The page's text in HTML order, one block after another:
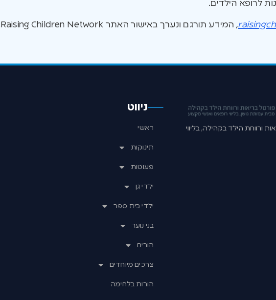
לרופא הילדים.
, המידע תורגם ונערך באישור האתר Raising Children Network.
ורווחת הילד בקהילה, בליווי
ניווט
ראשי
תינוקות
פעוטות
ילדי גן
ילדי בית ספר
בני נוער
הורים
צרכים מיוחדים
הורות בלחימה